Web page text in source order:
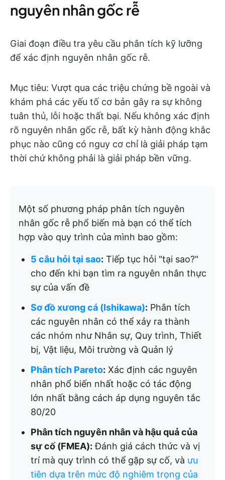
nguyên nhân gốc rễ
Giai đoạn điều tra yêu cầu phân tích kỹ lưỡng
để xác định nguyên nhân gốc rễ.
Mục tiêu: Vượt qua các triệu chứng bề ngoài và
khám phá các yếu tố cơ bản gây ra sự không
tuân thủ, lỗi hoặc thất bại. Nếu không xác định
rõ nguyên nhân gốc rễ, bất kỳ hành động khắc
phục nào cũng có nguy cơ chỉ là giải pháp tạm
thời chứ không phải là giải pháp bền vững.
Một số phương pháp phân tích nguyên
nhân gốc rễ phổ biến mà bạn có thể tích
hợp vào quy trình của mình bao gồm:
5 câu hỏi tại sao: Tiếp tục hỏi "tại sao?"
cho đến khi bạn tìm ra nguyên nhân thực
sự của vấn đề
Sơ đồ xương cá (Ishikawa): Phân tích
các nguyên nhân có thể xảy ra thành
các nhóm như Nhân sự, Quy trình, Thiết
bị, Vật liệu, Môi trường và Quản lý
Phân tích Pareto: Xác định các nguyên
nhân phổ biến nhất hoặc có tác động
lớn nhất bằng cách áp dụng nguyên tắc
80/20
Phân tích nguyên nhân và hậu quả của
sự cố (FMEA): Đánh giá cách thức và vị
trí mà quy trình có thể gặp sự cố, và ưu
tiên dựa trên mức độ nghiêm trọng của